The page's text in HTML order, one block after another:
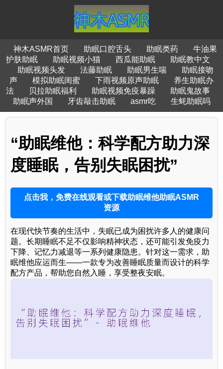
神木ASMR首页 助眠口腔舌头 助眠类药
牛油果
护肤助眠
助眠视频小猫 西瓜能助眠
助眠教中文
助眠视频头发
法藤助眠 助眠男生喘
助眠接吻
声
模拟助眠闺蜜 下雨视频原声助眠
养生助眠办
法
贝拉助眠福利 助眠视频免疫暴躁
助眠鬼故事
助眠声外国
牙齿敲击助眠 asmr吃 生蚝助眠吗
“助眠维他：科学配方助力深
度睡眠，告别失眠困扰”
点击我，免费在线观看或下载助眠维他助眠ASMR
资源
在现代快节奏的生活中，失眠已成为困扰许多人的健康问
题。长期睡眠不足不仅影响精神状态，还可能引发免疫力
下降、记忆力减退等一系列健康隐患。针对这一需求，助
眠维他应运而生——一款专为改善睡眠质量而设计的科学
配方产品，帮助您自然入睡，享受整夜安眠。